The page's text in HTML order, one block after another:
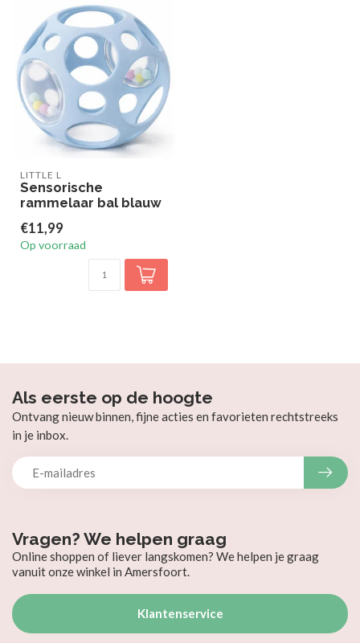
LITTLE L
Sensorische
rammelaar bal blauw
€11,99
Op voorraad
Vragen? We helpen graag
Online shoppen of liever langskomen? We helpen je graag
vanuit onze winkel in Amersfoort.
Klantenservice
Als eerste op de hoogte
Ontvang nieuw binnen, fijne acties en favorieten rechtstreeks
in je inbox.